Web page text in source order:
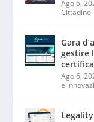
Ago 6,
Cittadino
Gara
gestire
Ago 6,
e